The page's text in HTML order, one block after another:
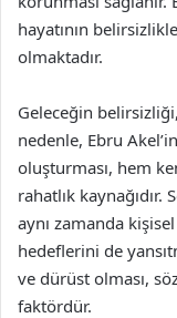
hayatının
olmaktadır.
Geleceğin
nedenle, Ebru
oluşturması, hem
rahatlık kaynağıdır.
aynı zamanda
hedeflerini de
ve dürüst olması,
faktördür.